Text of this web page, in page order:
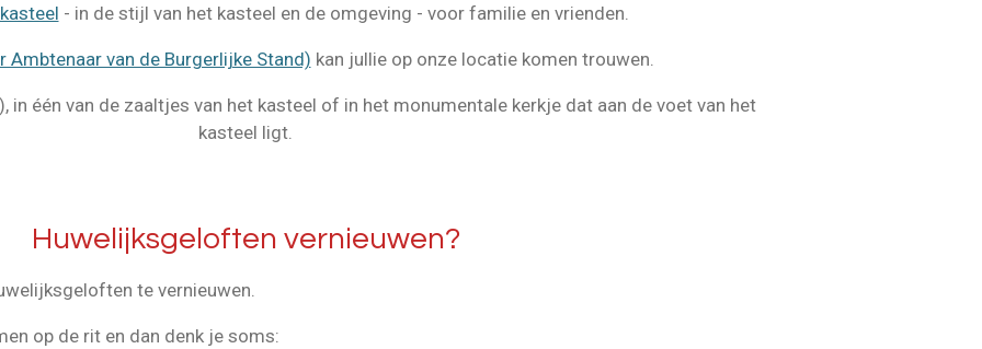
- in de stijl van het kasteel en de omgeving - voor familie en vrienden.
Ambtenaar van de Burgerlijke Stand) kan jullie op onze locatie komen trouwen.
in één van de zaaltjes van het kasteel of in het monumentale kerkje dat aan de voet van het
kasteel ligt.
Huwelijksgeloften vernieuwen?
te vernieuwen.
op de rit en dan denk je soms: